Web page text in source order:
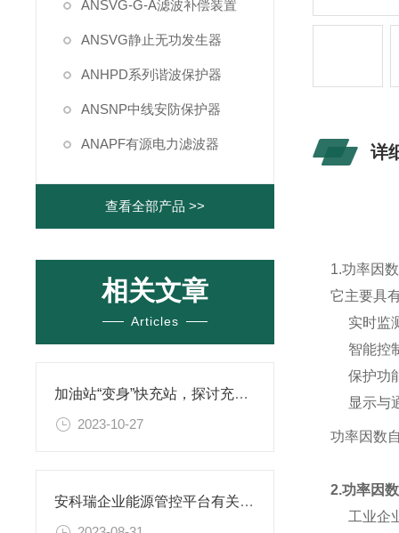
ANSVG-G-A滤波补偿装置
ANSVG静止无功发生器
ANHPD系列谐波保护器
ANSNP中线安防保护器
ANAPF有源电力滤波器
查看全部产品 >>
相关文章
Articles
加油站“变身”快充站，探讨充电新模式
2023-10-27
安科瑞企业能源管控平台有关《减污降碳协同增效实施方案》的运用
详
1.功率因
它主要具
实时监
智能控
保护功
显示与
功率因数
2.功率因
工业企